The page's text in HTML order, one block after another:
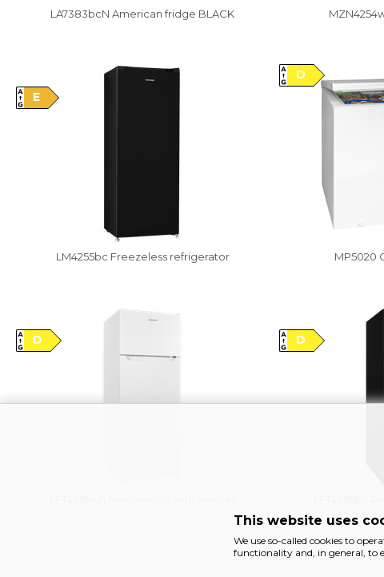
LA7383bcN American fridge BLACK
LM4255bc Freezeless refrigerator
E
MP5020
D
D D
This website uses
We use so-called cookies to
functionality and, in general, to